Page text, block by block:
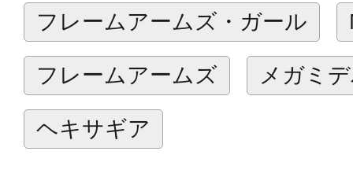
プターモードへのシステムコンバー
■新規武装パーツとなる「超大型特
ライドさせ全長を調整できる他、二
事が可能です。またマウントパーツ
ドモード以外でも機体に懸架可能で
フレームアームズ・ガール
フレームアームズ メガミ
ヘキサギア